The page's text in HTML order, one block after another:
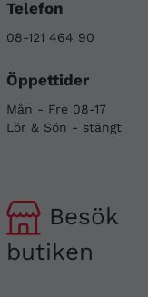
Telefon
08-121 464 90
Öppettider
Mån - Fre 08-17
Lör & Sön - stängt
Besök
butiken